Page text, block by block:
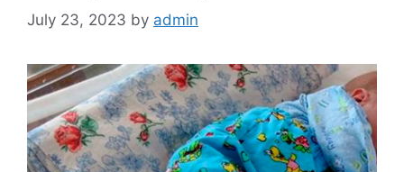
July 23, 2023 by admin